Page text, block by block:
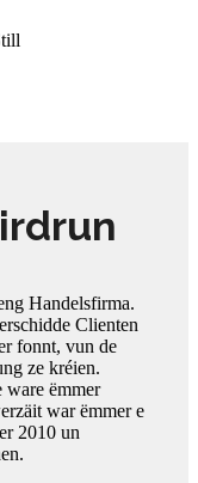
Handelsfirma.
Clienten
fonnt, vun de
ze kréien.
ware ëmmer
war ëmmer e
2010 un